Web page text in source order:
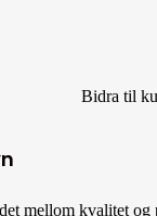
Bidra til
mellom kvalitet og